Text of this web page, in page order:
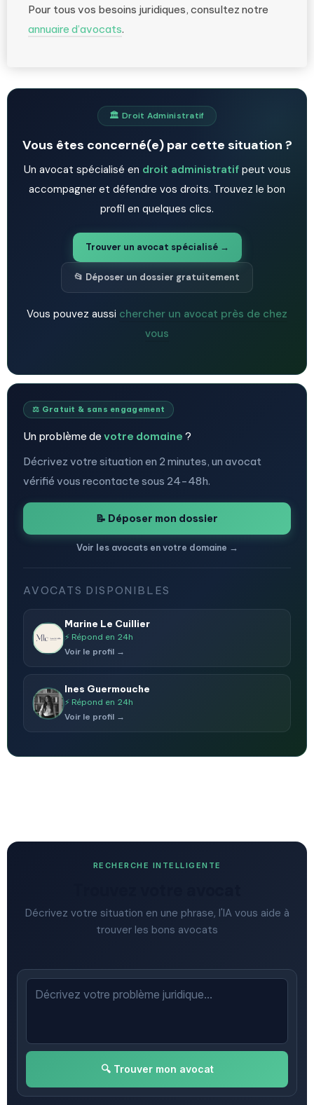
Pour tous vos besoins juridiques, consultez notre
annuaire d’avocats.
🏛️ Droit Administratif
Vous êtes concerné(e) par cette situation ?
Un avocat spécialisé en droit administratifpeut vous
accompagner et défendre vos droits. Trouvez le bon
profil en quelques clics.
Trouver un avocat spécialisé →
📂 Déposer un dossier gratuitement
Vous pouvez aussi chercher un avocat près de chez
vous
⚖️ Gratuit & sans engagement
Un problème de votre domaine ?
Décrivez votre situation en 2 minutes, un avocat
vérifié vous recontacte sous 24-48h.
📝 Déposer mon dossier
Voir les avocats en votre domaine →
AVOCATS DISPONIBLES
Marine Le Cuillier
⚡ Répond en 24h
Voir le profil →
Ines Guermouche
⚡ Répond en 24h
Voir le profil →
RECHERCHE INTELLIGENTE
Décrivez votre situation en une phrase, l'IA vous aide à
trouver les bons avocats
🔍 Trouver mon avocat